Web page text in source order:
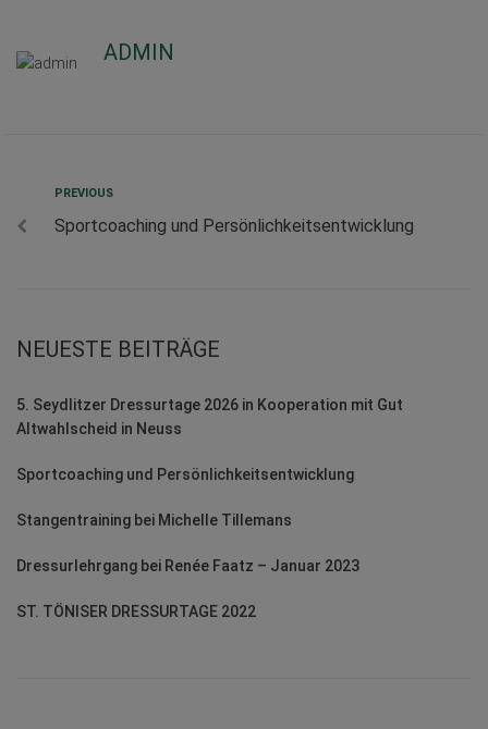
ADMIN
PREVIOUS
Sportcoaching und Persönlichkeitsentwicklung
NEUESTE BEITRÄGE
5. Seydlitzer Dressurtage 2026 in Kooperation mit Gut
Altwahlscheid in Neuss
Sportcoaching und Persönlichkeitsentwicklung
Stangentraining bei Michelle Tillemans
Dressurlehrgang bei Renée Faatz – Januar 2023
ST. TÖNISER DRESSURTAGE 2022